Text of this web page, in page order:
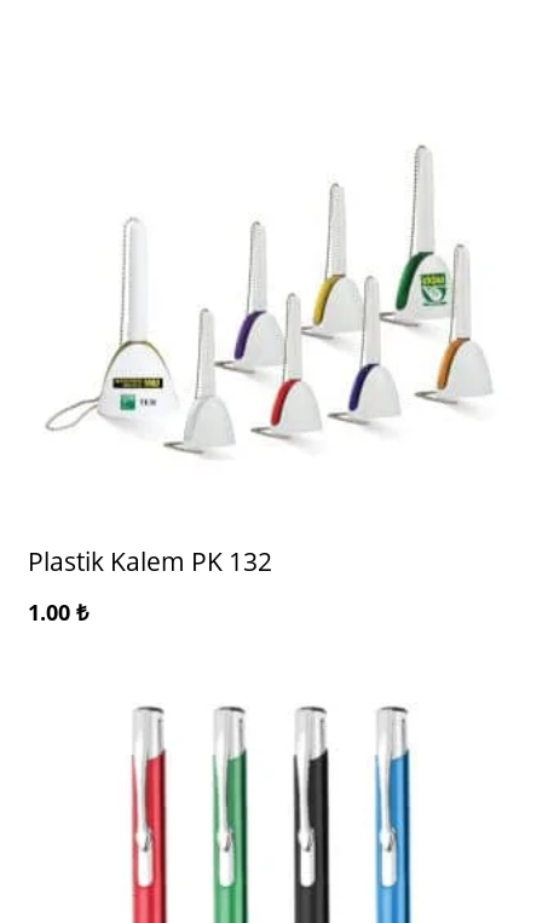
Plastik Kalem PK 132
1.00 ₺